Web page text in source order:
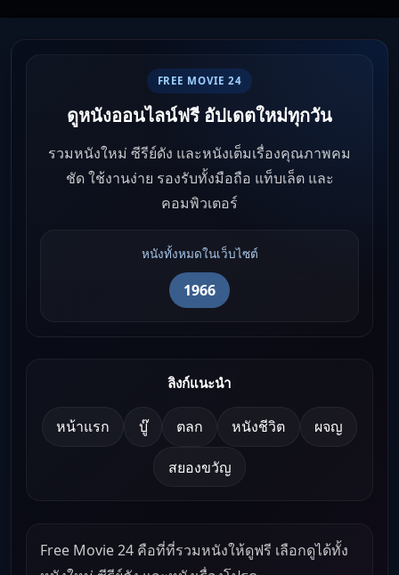
FREE MOVIE 24
ดูหนังออนไลน์ฟรี อัปเดตใหม่ทุกวัน
รวมหนังใหม่ ซีรีย์ดัง และหนังเต็มเรื่องคุณภาพคม
ชัด ใช้งานง่าย รองรับทั้งมือถือ แท็บเล็ต และ
คอมพิวเตอร์
หนังทั้งหมดในเว็บไซต์
1966
ลิงก์แนะนำ
หน้าแรก บู๊ ตลก หนังชีวิต ผจญ
สยองขวัญ
Free Movie 24 คือที่ที่รวมหนังให้ดูฟรี เลือกดูได้ทั้ง